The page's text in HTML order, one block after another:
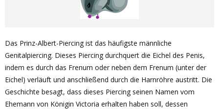
Das Prinz-Albert-Piercing ist das häufigste männliche
Genitalpiercing. Dieses Piercing durchquert die Eichel des Penis,
indem es durch das Frenum oder neben dem Frenum (unter der
Eichel) verläuft und anschließend durch die Harnröhre austritt. Die
Geschichte besagt, dass dieses Piercing seinen Namen vom
Ehemann von Königin Victoria erhalten haben soll, dessen